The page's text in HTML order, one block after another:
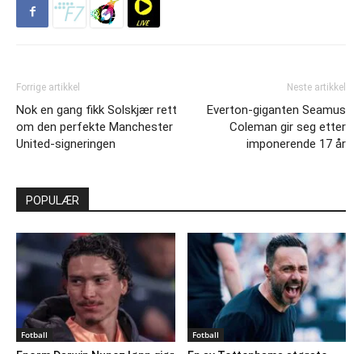
Forrige artikkel
Nok en gang fikk Solskjær rett
om den perfekte Manchester
United-signeringen
Neste artikkel
Everton-giganten Seamus
Coleman gir seg etter
imponerende 17 år
POPULÆR
Fotball Fotball